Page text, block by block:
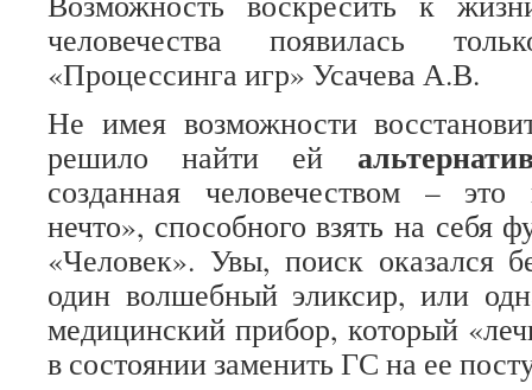
человечества появилась
«Процессинга игр» Усачева А.В.
Не имея возможности
решило найти ей
созданная человечеством – это
нечто», способного взять на себя
«Человек». Увы, поиск оказался
один волшебный эликсир, или
медицинский прибор, который
в состоянии заменить ГС на ее